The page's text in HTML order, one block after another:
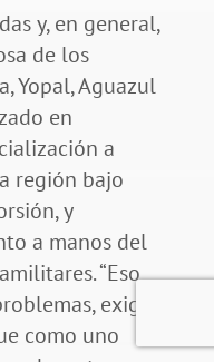
y, en general,
de los
Yopal, Aguazul
en
a
región bajo
y
a manos del
“Eso
exigir
como uno